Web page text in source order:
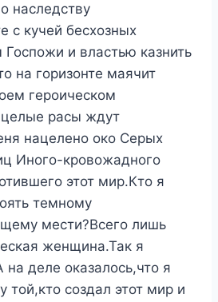
наследству
с кучей бесхозных
Госпожи и властью казнить
на горизонте маячит
героическом
расы ждут
нацелено око Серых
Иного-кровожадного
этот мир.Кто я
темному
мести?Всего лишь
женщина.Так я
деле оказалось,что я
той,кто создал этот мир и